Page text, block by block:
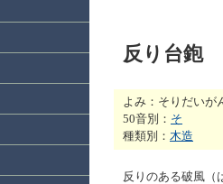
反り台鉋
よみ：そりだいが
50音別： そ
種類別： 木造
反りのある破風（